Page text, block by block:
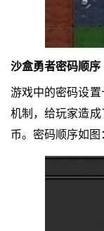
沙盒勇者密码顺序
游戏中的密码设
机制，给玩家造
币。密码顺序如图